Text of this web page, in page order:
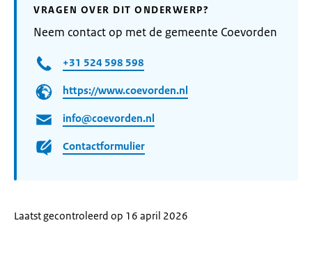
VRAGEN OVER DIT ONDERWERP?
Neem contact op met de gemeente Coevorden
+31 524 598 598
https://www.coevorden.nl
info@coevorden.nl
Contactformulier
Laatst gecontroleerd op 16 april 2026